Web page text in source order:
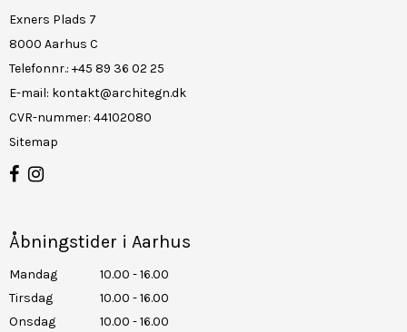
Exners Plads 7
8000 Aarhus C
Telefonnr.: +45 89 36 02 25
E-mail: kontakt@architegn.dk
CVR-nummer: 44102080
Sitemap
Åbningstider i Aarhus
Mandag
10.00 - 16.00
Tirsdag
10.00 - 16.00
Onsdag
10.00 - 16.00